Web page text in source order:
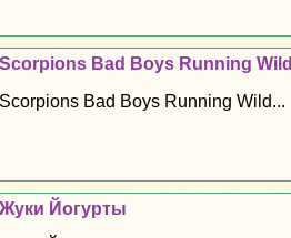
Scorpions Bad Boys Running Wild
Scorpions Bad Boys Running Wild...
Жуки Йогурты